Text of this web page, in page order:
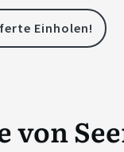
Einholen!